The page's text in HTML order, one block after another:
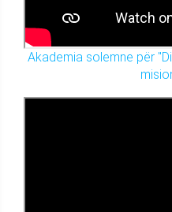
Akademia solemne për